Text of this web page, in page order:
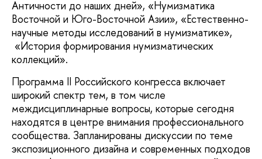
Античности до наших дней», «Нумизматика
Восточной и Юго-Восточной Азии», «Естественно-
научные методы исследований в нумизматике»,
«История формирования нумизматических
коллекций».
Программа II Российского конгресса включает
широкий спектр тем, в том числе
междисциплинарные вопросы, которые сегодня
находятся в центре внимания профессионального
сообщества. Запланированы дискуссии по теме
экспозиционного дизайна и современных подходов